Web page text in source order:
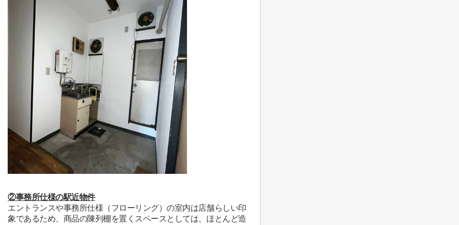
②事務所仕様の駅近物件
エントランスや事務所仕様（フローリング）の室内は店舗らしい印
象であるため、商品の陳列棚を置くスペースとしては、ほとんど造